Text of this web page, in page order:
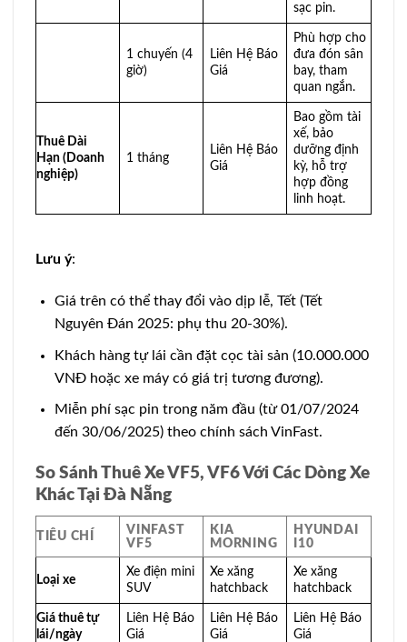
sạc pin.
1 chuyến (4
giờ)
Liên Hệ Báo
Giá
Phù hợp cho
đưa đón sân
bay, tham
quan ngắn.
Thuê Dài
Hạn (Doanh
nghiệp)
1 tháng
Liên Hệ Báo
Giá
Bao gồm tài
xế, bảo
dưỡng định
kỳ, hỗ trợ
hợp đồng
linh hoạt.
Lưu ý:
Giá trên có thể thay đổi vào dịp lễ, Tết (Tết
Nguyên Đán 2025: phụ thu 20-30%).
Khách hàng tự lái cần đặt cọc tài sản (10.000.000
VNĐ hoặc xe máy có giá trị tương đương).
Miễn phí sạc pin trong năm đầu (từ 01/07/2024
đến 30/06/2025) theo chính sách VinFast.
So Sánh Thuê Xe VF5, VF6 Với Các Dòng Xe
Khác Tại Đà Nẵng
TIÊU CHÍ
VINFAST
VF5
KIA
MORNING
HYUNDAI
I10
Loại xe
Xe điện mini
SUV
Xe xăng
hatchback
Xe xăng
hatchback
Giá thuê tự
lái/ngày
Liên Hệ Báo
Giá
Liên Hệ Báo
Giá
Liên Hệ Báo
Giá